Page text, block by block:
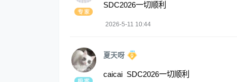
SDC2026一切顺利
2026-5-11 10:44
夏天呀
caicai SDC2026一切顺利